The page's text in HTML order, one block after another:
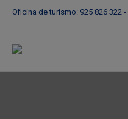
Oficina de turismo: 925 826 322 -